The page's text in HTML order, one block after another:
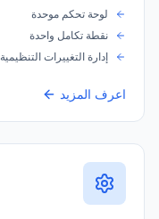
لوحة تحكم موحدة
نقطة تكامل واحدة
إدارة التغييرات التنظيمية
اعرف المزيد